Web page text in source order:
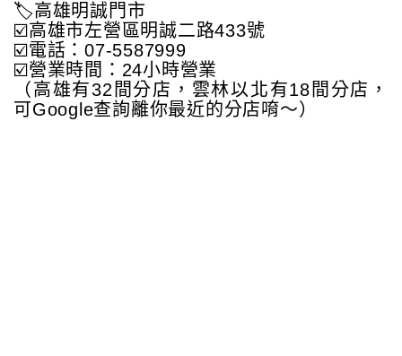
🏷高雄明誠門市
☑️高雄市左營區明誠二路433號
☑️電話：07-5587999
☑️營業時間：24小時營業
（高雄有32間分店，雲林以北有18間分店，
可Google查詢離你最近的分店唷～）